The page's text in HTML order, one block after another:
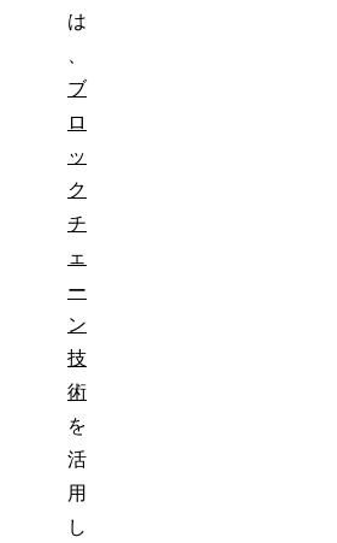
は
、
ブ
ロ
ッ
ク
チ
ェ
ー
ン
技
術
を
活
用
し